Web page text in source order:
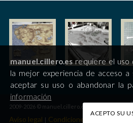
Aviso legal Condiciones de uso
2009-2026 © manuel.cillero.es
manuel.cillero.esrequiere el uso
la mejor experiencia de acceso a
aceptar su uso o abandonar la
información
ACEPTO SU